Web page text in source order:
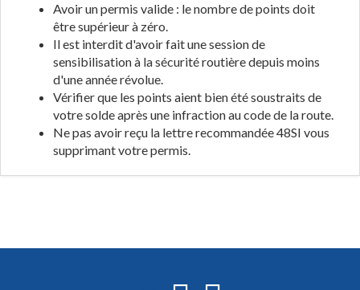
Avoir un permis valide : le nombre de points doit
être supérieur à zéro.
Il est interdit d'avoir fait une session de
sensibilisation à la sécurité routière depuis moins
d'une année révolue.
Vérifier que les points aient bien été soustraits de
votre solde après une infraction au code de la route.
Ne pas avoir reçu la lettre recommandée 48SI vous
supprimant votre permis.